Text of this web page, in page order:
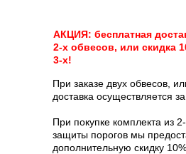
АКЦИЯ: бесплатная
2-х обвесов, или скидка
3-х!
При заказе двух обвесов,
доставка осуществляется
При покупке комплекта из
защиты порогов мы
дополнительную скидку 10%.